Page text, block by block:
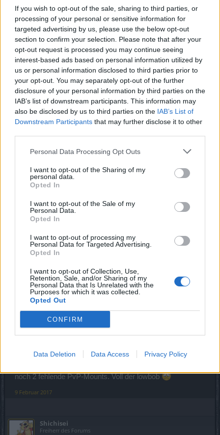
If you wish to opt-out of the sale, sharing to third parties, or
processing of your personal or sensitive information for
targeted advertising by us, please use the below opt-out
section to confirm your selection. Please note that after your
opt-out request is processed you may continue seeing
interest-based ads based on personal information utilized by
us or personal information disclosed to third parties prior to
your opt-out. You may separately opt-out of the further
disclosure of your personal information by third parties on the
IAB’s list of downstream participants. This information may
also be disclosed by us to third parties on the IAB’s List of
Downstream Participants that may further disclose it to other
Personal Data Processing Opt Outs
I want to opt-out of the Sharing of my
personal data.
Opted In
I want to opt-out of the Sale of my
Personal Data.
Opted In
I want to opt-out of processing my
Personal Data for Targeted Advertising.
Opted In
I want to opt-out of Collection, Use,
Retention, Sale, and/or Sharing of my
Personal Data that Is Unrelated with the
Purposes for which it was collected.
Opted Out
CONFIRM
Data Deletion Data Access Privacy Policy
8 Februar 2017
Vikigefällt dies.
Shichisei
Freiherr des Forums
Zitat von ULTRAPEINLICH:
Zitat von Shichisei:
Das kürzeste Rennen der Welt??
lang genug gedauert mit dem 6vs6
9 Februar 2017
ULTRAPEINLICH und
ULTRAPEINLICH
noch 2 fehlende PvP-Mounts. Voll der lowbob
9 Februar 2017
Shichisei
Freiherr des Forums